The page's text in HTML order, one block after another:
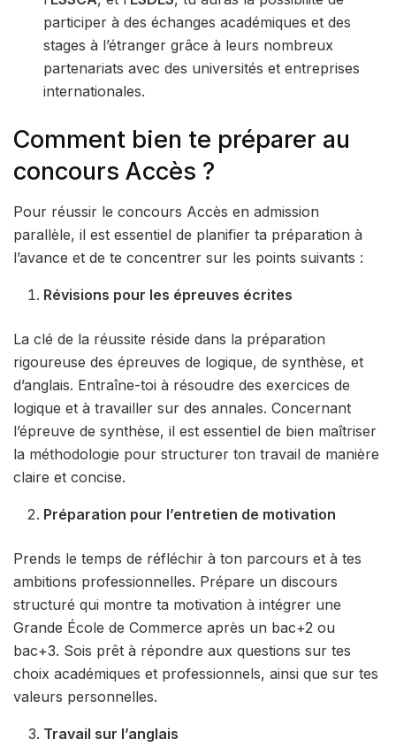
participer à des échanges académiques et des
stages à l’étranger grâce à leurs nombreux
partenariats avec des universités et entreprises
internationales.
Comment bien te préparer au
concours Accès ?
Pour réussir le concours Accès en admission
parallèle, il est essentiel de planifier ta préparation à
l’avance et de te concentrer sur les points suivants :
Révisions pour les épreuves écrites
La clé de la réussite réside dans la préparation
rigoureuse des épreuves de logique, de synthèse, et
d’anglais. Entraîne-toi à résoudre des exercices de
logique et à travailler sur des annales. Concernant
l’épreuve de synthèse, il est essentiel de bien maîtriser
la méthodologie pour structurer ton travail de manière
claire et concise.
Préparation pour l’entretien de motivation
Prends le temps de réfléchir à ton parcours et à tes
ambitions professionnelles. Prépare un discours
structuré qui montre ta motivation à intégrer une
Grande École de Commerce après un bac+2 ou
bac+3. Sois prêt à répondre aux questions sur tes
choix académiques et professionnels, ainsi que sur tes
valeurs personnelles.
Travail sur l’anglais